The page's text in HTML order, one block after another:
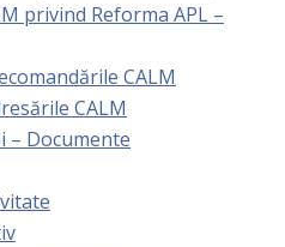
privind Reforma APL –
CALM
CALM
– Documente